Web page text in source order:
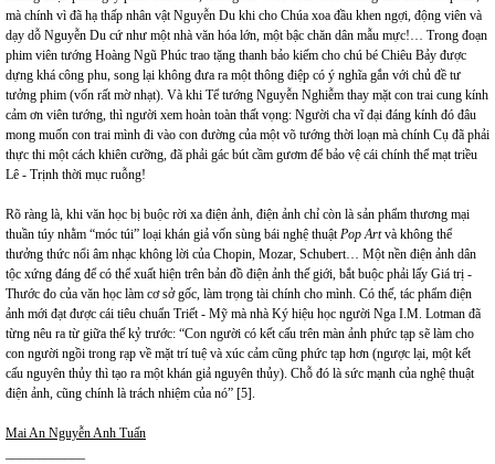
mà chính vì đã hạ thấp nhân vật Nguyễn Du khi cho Chúa xoa đầu khen ngợi, động viên và
dạy dỗ Nguyễn Du cứ như một nhà văn hóa lớn, một bậc chăn dân mẫu mực!… Trong đoạn
phim viên tướng Hoàng Ngũ Phúc trao tặng thanh bảo kiếm cho chú bé Chiêu Bảy được
dựng khá công phu, song lại không đưa ra một thông điệp có ý nghĩa gắn với chủ đề tư
tưởng phim (vốn rất mờ nhạt). Và khi Tể tướng Nguyễn Nghiễm thay mặt con trai cung kính
cảm ơn viên tướng, thì người xem hoàn toàn thất vọng: Người cha vĩ đại đáng kính đó đâu
mong muốn con trai mình đi vào con đường của một võ tướng thời loạn mà chính Cụ đã phải
thực thi một cách khiên cưỡng, đã phải gác bút cầm gươm để bảo vệ cái chính thể mạt triều
Lê - Trịnh thời mục ruỗng!
Rõ ràng là, khi văn học bị buộc rời xa điện ảnh, điện ảnh chỉ còn là sản phẩm thương mại
thuần túy nhằm “móc túi” loại khán giả vốn sùng bái nghệ thuậtPop Artvà không thể
thưởng thức nổi âm nhạc không lời của Chopin, Mozar, Schubert… Một nền điện ảnh dân
tộc xứng đáng để có thể xuất hiện trên bản đồ điện ảnh thế giới, bắt buộc phải lấy Giá trị -
Thước đo của văn học làm cơ sở gốc, làm trọng tài chính cho mình. Có thế, tác phẩm điện
ảnh mới đạt được cái tiêu chuẩn Triết - Mỹ mà nhà Ký hiệu học người Nga I.M. Lotman đã
từng nêu ra từ giữa thế kỷ trước: “Con người có kết cấu trên màn ảnh phức tạp sẽ làm cho
con người ngồi trong rạp về mặt trí tuệ và xúc cảm cũng phức tạp hơn (ngược lại, một kết
cấu nguyên thủy thì tạo ra một khán giả nguyên thủy). Chỗ đó là sức mạnh của nghệ thuật
điện ảnh, cũng chính là trách nhiệm của nó” [5].
Mai An Nguyễn Anh Tuấn